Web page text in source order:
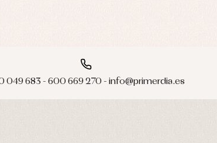
049 683 - 600 669 270 - info@primerdia.es